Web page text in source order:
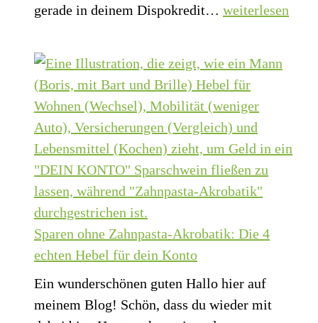
direkt
gerade in deinem Dispokredit… Raus
Dispo-
Sumpf:
Warum
du
der
Bank
kein
mehr
solltest
weiterlesen
Sparen ohne Zahnpasta-Akrobatik: Die 4
echten Hebel für dein Konto
Ein wunderschönen guten Hallo hier auf
meinem Blog! Schön, dass du wieder mit